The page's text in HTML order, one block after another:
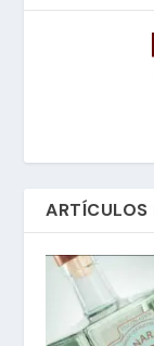
ARTÍCULOS